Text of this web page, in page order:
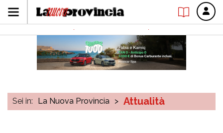
Sei in: La Nuova Provincia > Attualità